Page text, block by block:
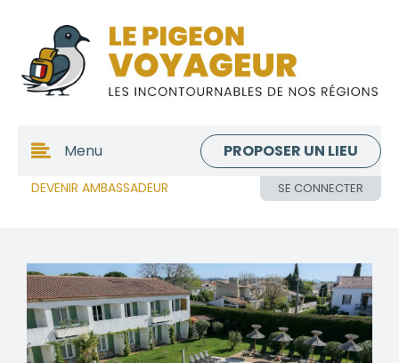
DEVENIR AMBASSADEUR SE CONNECTER
Menu PROPOSER UN LIEU